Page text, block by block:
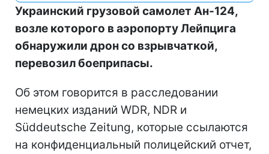
Украинский грузовой самолет Ан-124,
возле которого в аэропорту Лейпцига
обнаружили дрон со взрывчаткой,
перевозил боеприпасы.
Об этом говорится в расследовании
немецких изданий WDR, NDR и
Süddeutsche Zeitung, которые ссылаются
на конфиденциальный полицейский отчет,